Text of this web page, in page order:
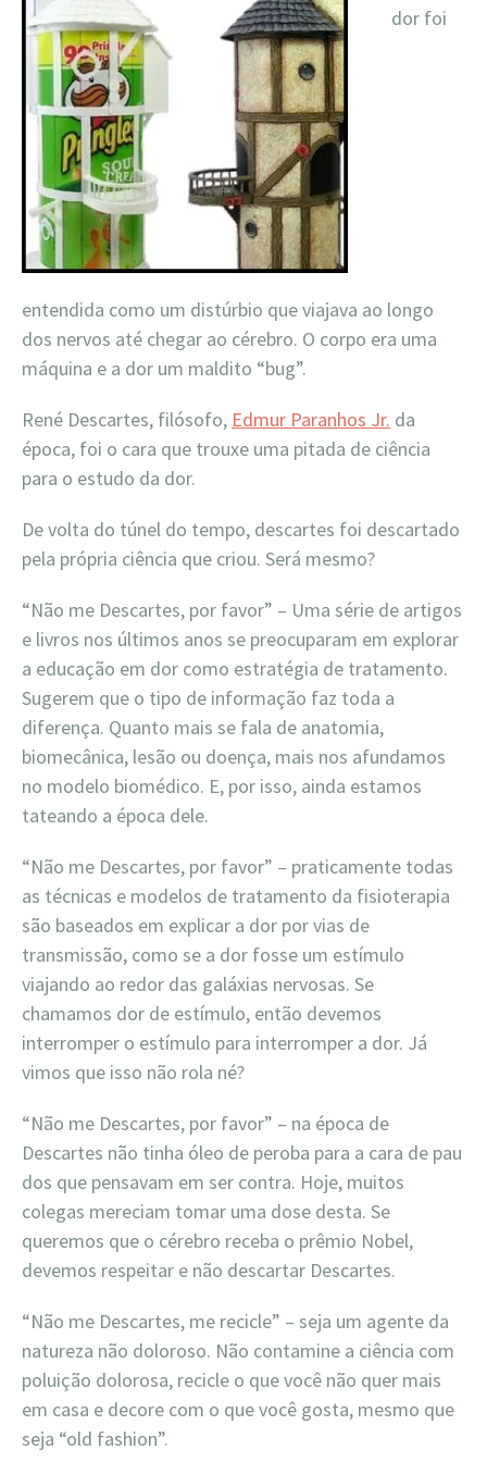
dor foi
entendida como um distúrbio que viajava ao longo
dos nervos até chegar ao cérebro. O corpo era uma
máquina e a dor um maldito “bug”.
René Descartes, filósofo, Edmur Paranhos Jr. da
época, foi o cara que trouxe uma pitada de ciência
para o estudo da dor.
De volta do túnel do tempo, descartes foi descartado
pela própria ciência que criou. Será mesmo?
“Não me Descartes, por favor” – Uma série de artigos
e livros nos últimos anos se preocuparam em explorar
a educação em dor como estratégia de tratamento.
Sugerem que o tipo de informação faz toda a
diferença. Quanto mais se fala de anatomia,
biomecânica, lesão ou doença, mais nos afundamos
no modelo biomédico. E, por isso, ainda estamos
tateando a época dele.
“Não me Descartes, por favor” – praticamente todas
as técnicas e modelos de tratamento da fisioterapia
são baseados em explicar a dor por vias de
transmissão, como se a dor fosse um estímulo
viajando ao redor das galáxias nervosas. Se
chamamos dor de estímulo, então devemos
interromper o estímulo para interromper a dor. Já
vimos que isso não rola né?
“Não me Descartes, por favor” – na época de
Descartes não tinha óleo de peroba para a cara de pau
dos que pensavam em ser contra. Hoje, muitos
colegas mereciam tomar uma dose desta. Se
queremos que o cérebro receba o prêmio Nobel,
devemos respeitar e não descartar Descartes.
“Não me Descartes, me recicle” – seja um agente da
natureza não doloroso. Não contamine a ciência com
poluição dolorosa, recicle o que você não quer mais
em casa e decore com o que você gosta, mesmo que
seja “old fashion”.